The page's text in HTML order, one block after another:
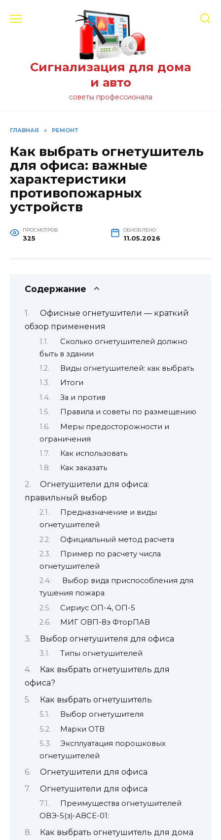
Сигнализация для дома
и авто
советы профессионала
ГЛАВНАЯ » РЕМОНТ
Как выбрать огнетушитель
для офиса: важные
характеристики
противопожарных
устройств
ПРОСМОТРОВ
325
ОБНОВЛЕНО
11.05.2026
Содержание
Офисные огнетушители — краткий
обзор применения
Сколько огнетушителей должно
быть в здании
Виды огнетушителей: как выбрать
Итоги
За и против
Правила и советы по размещению
Меры предосторожности и
ограничения
Как использовать
Как заказать
Огнетушители для офиса:
правильный выбор
Предназначение и виды
огнетушителей
Официальный метод расчета
Пример по расчету числа
огнетушителей
Выбор вида приспособления для
тушения пожара
Сириус ОП-4, ОП-5
МИГ ОВП-8з ФторПАВ
Выбор огнетушителя для офиса
Типы огнетушителей
Как выбрать огнетушитель для
офиса?
Как выбрать огнетушитель
Выбор огнетушителя
Марки ОТВ
Эксплуатация порошковых
огнетушителей
Огнетушители для офиса
Огнетушители для офиса
Преимущества огнетушителей
ОВЭ-5(з)-АВСЕ-01:
Как выбрать огнетушитель для дома